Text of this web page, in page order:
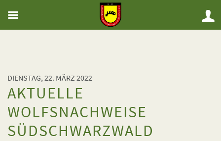
DIENSTAG, 22. MÄRZ 2022
AKTUELLE
WOLFSNACHWEISE
SÜDSCHWARZWALD